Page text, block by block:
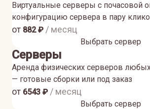
Виртуальные серверы с почасовой
конфигурацию сервера в пару
от 882₽ / месяц
Выбрать сервер
Серверы
Аренда физических серверов
— готовые сборки или под заказ
от 6543 ₽ / месяц
Выбрать сервер